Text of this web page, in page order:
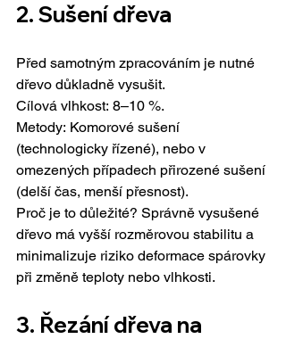
2. Sušení dřeva
Před samotným zpracováním je nutné
dřevo důkladně vysušit.
Cílová vlhkost: 8–10 %.
Metody: Komorové sušení
(technologicky řízené), nebo v
omezených případech přirozené sušení
(delší čas, menší přesnost).
Proč je to důležité? Správně vysušené
dřevo má vyšší rozměrovou stabilitu a
minimalizuje riziko deformace spárovky
při změně teploty nebo vlhkosti.
3. Řezání dřeva na